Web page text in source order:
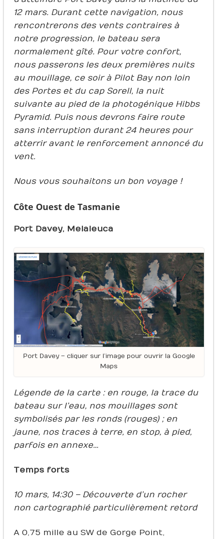
12 mars. Durant cette navigation, nous
rencontrerons des vents contraires à
notre progression, le bateau sera
normalement gîté. Pour votre confort,
nous passerons les deux premières nuits
au mouillage, ce soir à Pilot Bay non loin
des Portes et du cap Sorell, la nuit
suivante au pied de la photogénique Hibbs
Pyramid. Puis nous devrons faire route
sans interruption durant 24 heures pour
atterrir avant le renforcement annoncé du
vent.
Nous vous souhaitons un bon voyage !
Côte Ouest de Tasmanie
Port Davey, Melaleuca
Port Davey – cliquer sur l’image pour ouvrir la Google
Maps
Légende de la carte : en rouge, la trace du
bateau sur l’eau, nos mouillages sont
symbolisés par les ronds (rouges) ; en
jaune, nos traces à terre, en stop, à pied,
parfois en annexe…
Temps forts
10 mars, 14:30 – Découverte d’un rocher
non cartographié particulièrement retord
A 0,75 mille au SW de Gorge Point,